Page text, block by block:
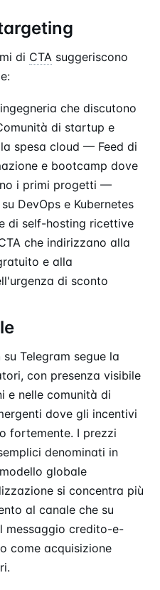
di CTA suggeriscono
che discutono
di startup e
spesa cloud — Feed di
e bootcamp dove
i primi progetti —
DevOps e Kubernetes
di self-hosting ricettive
che indirizzano alla
e alla
di sconto
Telegram segue la
con presenza visibile
e nelle comunità di
dove gli incentivi
fortemente. I prezzi
denominati in
globale
si concentra più
al canale che su
messaggio credito-e-
come acquisizione